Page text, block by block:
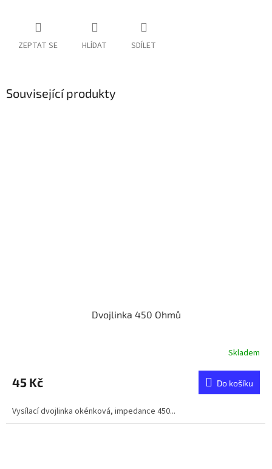
ZEPTAT SE HLÍDAT SDÍLET
Související produkty
Dvojlinka 450 Ohmů
Skladem
45 Kč Do košíku
Vysílací dvojlinka okénková, impedance 450...